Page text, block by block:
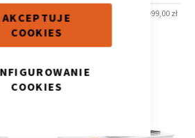
AKCEPTUJE
COOKIES
COOKIES
zł * Dla zamówień powyżej 6 999,00 zł
RÓŻNE KOLORY!